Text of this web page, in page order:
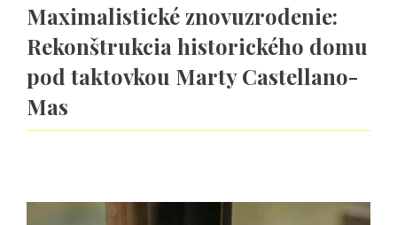
Maximalistické znovuzrodenie:
Rekonštrukcia historického domu
pod taktovkou Marty Castellano-
Mas